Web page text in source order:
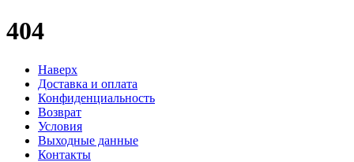
404
Наверх
Доставка и оплата
Конфиденциальность
Возврат
Условия
Выходные данные
Контакты